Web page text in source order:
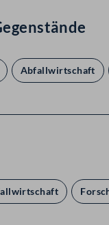
Abfallwirtschaft